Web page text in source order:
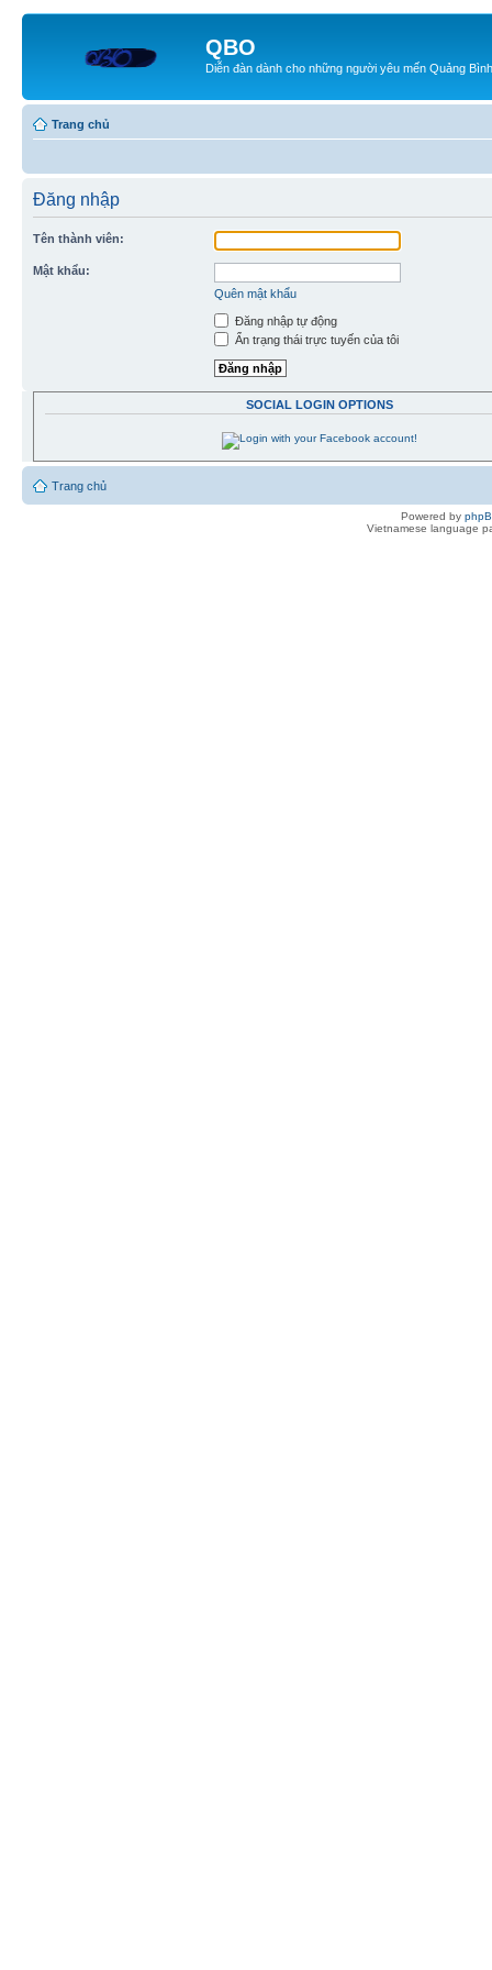
QBO
Diễn đàn dành cho những người yêu mến Quảng Bình
Trang chủ
Đăng nhập
Tên thành viên:
Mật khẩu:
Quên mật khẩu
Đăng nhập tự động
Ẩn trạng thái trực tuyến của tôi
SOCIAL LOGIN OPTIONS
Trang chủ
Powered by
Vietnamese language